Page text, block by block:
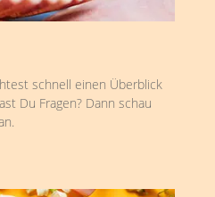
schnell einen Überblick
Du Fragen? Dann schau